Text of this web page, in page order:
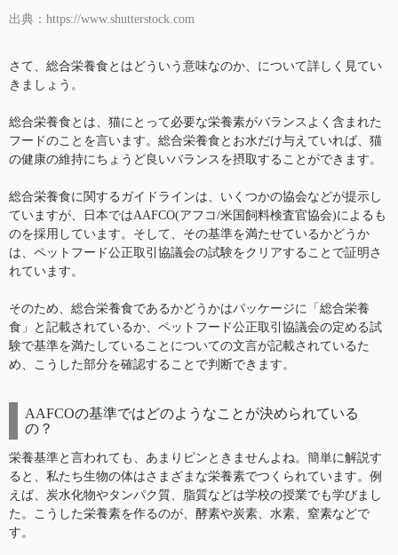
出典：https://www.shutterstock.com
さて、総合栄養食とはどういう意味なのか、について詳しく見てい
きましょう。
総合栄養食とは、猫にとって必要な栄養素がバランスよく含まれた
フードのことを言います。総合栄養食とお水だけ与えていれば、猫
の健康の維持にちょうど良いバランスを摂取することができます。
総合栄養食に関するガイドラインは、いくつかの協会などが提示し
ていますが、日本ではAAFCO(アフコ/米国飼料検査官協会)によるも
のを採用しています。そして、その基準を満たせているかどうか
は、ペットフード公正取引協議会の試験をクリアすることで証明さ
れています。
そのため、総合栄養食であるかどうかはパッケージに「総合栄養
食」と記載されているか、ペットフード公正取引協議会の定める試
験で基準を満たしていることについての文言が記載されているた
め、こうした部分を確認することで判断できます。
AAFCOの基準ではどのようなことが決められている
の？
栄養基準と言われても、あまりピンときませんよね。簡単に解説す
ると、私たち生物の体はさまざまな栄養素でつくられています。例
えば、炭水化物やタンパク質、脂質などは学校の授業でも学びまし
た。こうした栄養素を作るのが、酵素や炭素、水素、窒素などで
す。